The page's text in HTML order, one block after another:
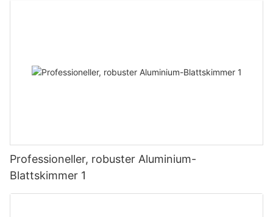
Professioneller, robuster Aluminium-
Blattskimmer 1